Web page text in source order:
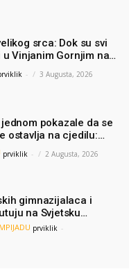
srca: Dok su svi
Vinjanim Gornjim na
su dijelili vodu
- 3 Augusta, 2026
pokazale da se
ostavlja na cjedilu:
dirnula mnoge
prviklik - 2 Augusta, 2026
gimnazijalaca i
na Svjetsku
će BiH
svijetu
prviklik -